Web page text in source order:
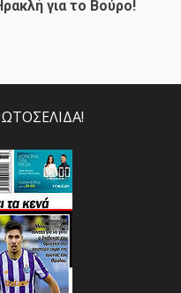
για το Βούρο!